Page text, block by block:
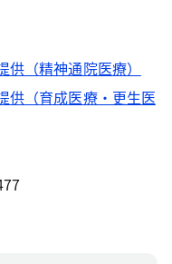
（精神通院医療）
供（育成医療・更生医